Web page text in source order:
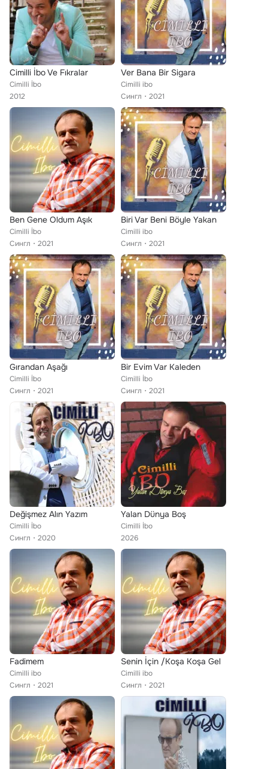
Cimilli İbo Ve Fıkralar
Cimilli İbo
2012
Ver Bana Bir Sigara
Cimilli ibo
Сингл
2021
Ben Gene Oldum Aşık
Cimilli İbo
Сингл
2021
Biri Var Beni Böyle Yakan
Cimilli ibo
Сингл
2021
Gırandan Aşağı
Cimilli İbo
Сингл
2021
Bir Evim Var Kaleden
Cimilli İbo
Сингл
2021
Değişmez Alın Yazım
Cimilli İbo
Сингл
2020
Yalan Dünya Boş
Cimilli İbo
2026
Fadimem
Cimilli ibo
Сингл
2021
Senin İçin /Koşa Koşa Gel
Cimilli ibo
Сингл
2021